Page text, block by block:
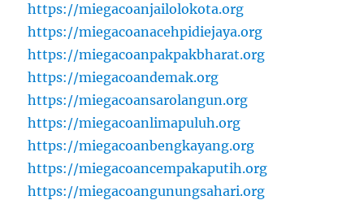
https://miegacoanjailolokota.org
https://miegacoanacehpidiejaya.org
https://miegacoanpakpakbharat.org
https://miegacoandemak.org
https://miegacoansarolangun.org
https://miegacoanlimapuluh.org
https://miegacoanbengkayang.org
https://miegacoancempakaputih.org
https://miegacoangunungsahari.org